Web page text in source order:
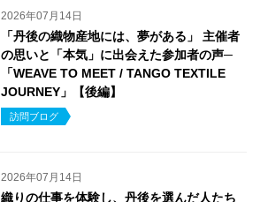
2026年07月14日
「丹後の織物産地には、夢がある」 主催者
の思いと「本気」に出会えた参加者の声─
「WEAVE TO MEET / TANGO TEXTILE
JOURNEY」【後編】
訪問ブログ
2026年07月14日
織りの仕事を体験し、丹後を選んだ人たち